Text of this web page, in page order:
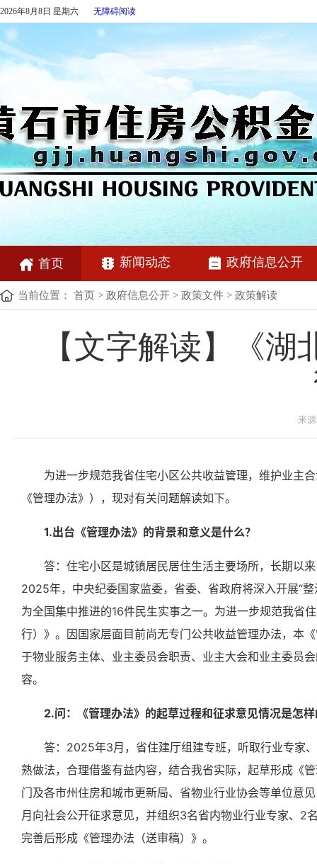
2026年8月8日 星期六 无障碍阅读
首页 新闻动态 政府信息公开
当前位置： 首页 > 政府信息公开 > 政策文件 > 政策解读
【文字解读】《
来
为进一步规范我省住宅小区公共收益管理，维护业主
《管理办法》），现对有关问题解读如下。
1.出台《管理办法》的背景和意义是什么？
答：住宅小区是城镇居民居住生活主要场所，长期以
2025年，中央纪委国家监委，省委、省政府将深入开展“
为全国集中推进的16件民生实事之一。为进一步规范我省
行）》。因国家层面目前尚无专门公共收益管理办法，本
于物业服务主体、业主委员会职责、业主大会和业主委员
容。
2.问：《管理办法》的起草过程和征求意见情况是怎
答： 2025年3月，省住建厅组建专班，听取行业专家
熟做法，合理借鉴有益内容，结合我省实际，起草形成《
门及各市州住房和城市更新局、省物业行业协会等单位意
月向社会公开征求意见，并组织3名省内物业行业专家、2
完善后形成《管理办法 （送审稿） 》。